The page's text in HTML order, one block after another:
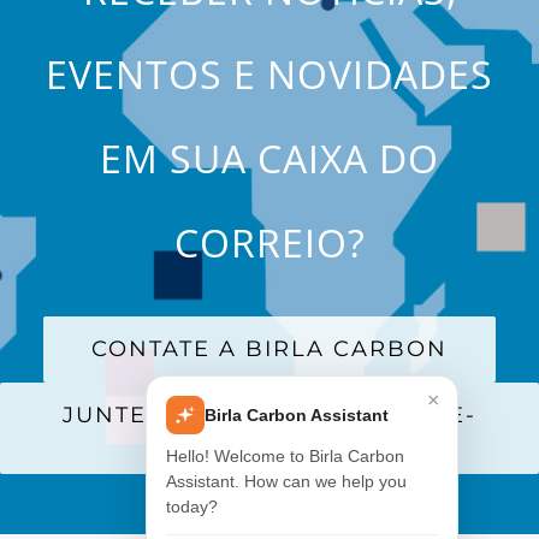
EVENTOS E NOVIDADES
EM SUA CAIXA DO
CORREIO?
CONTATE A BIRLA CARBON
JUNTE-SE A NOSSA LISTA DE E-
×
Birla Carbon Assistant
Hello! Welcome to Birla Carbon
Assistant. How can we help you
today?